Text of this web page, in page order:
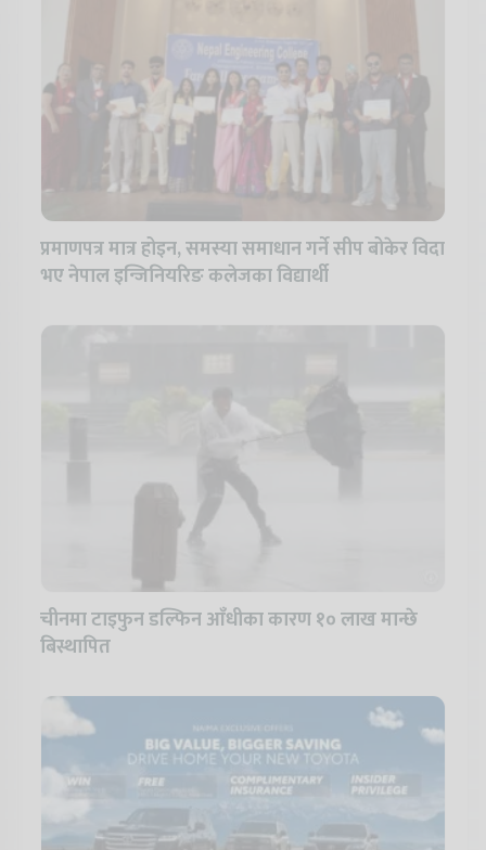
प्रमाणपत्र मात्र होइन, समस्या समाधान गर्ने सीप बोकेर विदा
भए नेपाल इन्जिनियरिङ कलेजका विद्यार्थी
चीनमा टाइफुन डल्फिन आँधीका कारण १० लाख मान्छे
बिस्थापित